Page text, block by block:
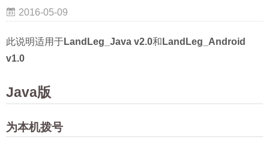
2016-05-09
此说明适用于LandLeg_Java v2.0和 LandLeg_Android
v1.0
Java版
为本机拨号